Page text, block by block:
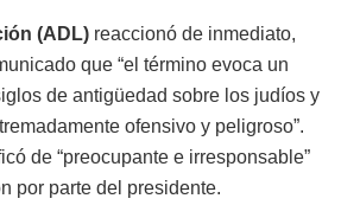
(ADL) reaccionó de inmediato,
que “el término evoca un
de antigüedad sobre los judíos y
ofensivo y peligroso”.
de “preocupante e irresponsable”
por parte del presidente.